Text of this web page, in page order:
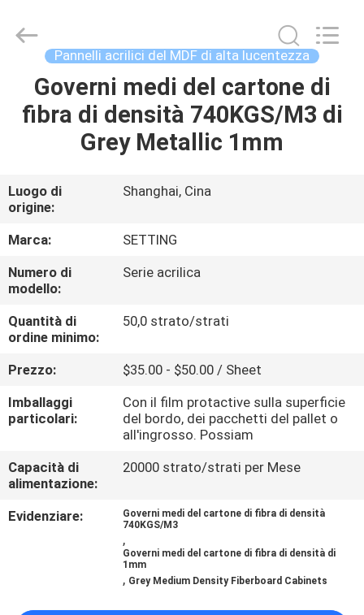
CASA
PRODOTTI
CIRCA
NOI
GIRO
DELLA
FABBRICA
CONTATTICI
NOTIZIA
CASI
Setting
Decorating
Pannelli acrilici del MDF di alta lucentezza
Governi medi del cartone di
fibra di densità 740KGS/M3 di
Grey Metallic 1mm
Luogo di
origine:
Shanghai, Cina
Marca:
SETTING
Numero di
modello:
Serie acrilica
Quantità di
ordine minimo:
50,0 strato/strati
Prezzo:
$35.00 - $50.00 / Sheet
Imballaggi
particolari:
Con il film protactive sulla superficie
del bordo, dei pacchetti del pallet o
all'ingrosso. Possiam
Capacità di
alimentazione:
20000 strato/strati per Mese
Evidenziare:
Governi medi del cartone di fibra di densità
740KGS/M3
,
Governi medi del cartone di fibra di densità di
1mm
, Grey Medium Density Fiberboard Cabinets